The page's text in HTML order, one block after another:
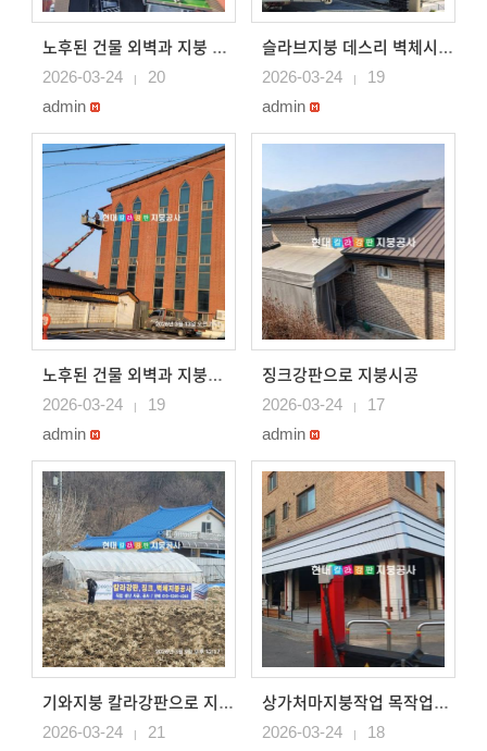
노후된 건물 외벽과 지붕 완료된모습
2026-03-24 |
20
admin
슬라브지붕 데스리 벽체시공 징크강판으로 시공
2026-03-24 |
19
admin
노후된 건물 외벽과 지붕칼라강판으로 작업
2026-03-24 |
19
admin
징크강판으로 지붕시공
2026-03-24
|
17
admin
기와지붕 칼라강판으로 지붕시공 기와형칼라강판 용인지붕공사
2026-03-24 |
21
상가처마지붕작업 목작업후 s스레트지붕가처마지붕작업 목작업후..
2026-03-24 |
18